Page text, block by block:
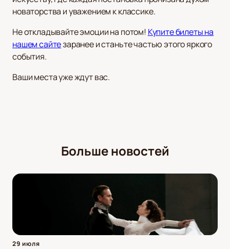
новаторства и уважением к классике.
Не откладывайте эмоции на потом! Купите билеты на
нашем сайтезаранее и станьте частью этого яркого
события.
Ваши места уже ждут вас.
Больше новостей
29 июля